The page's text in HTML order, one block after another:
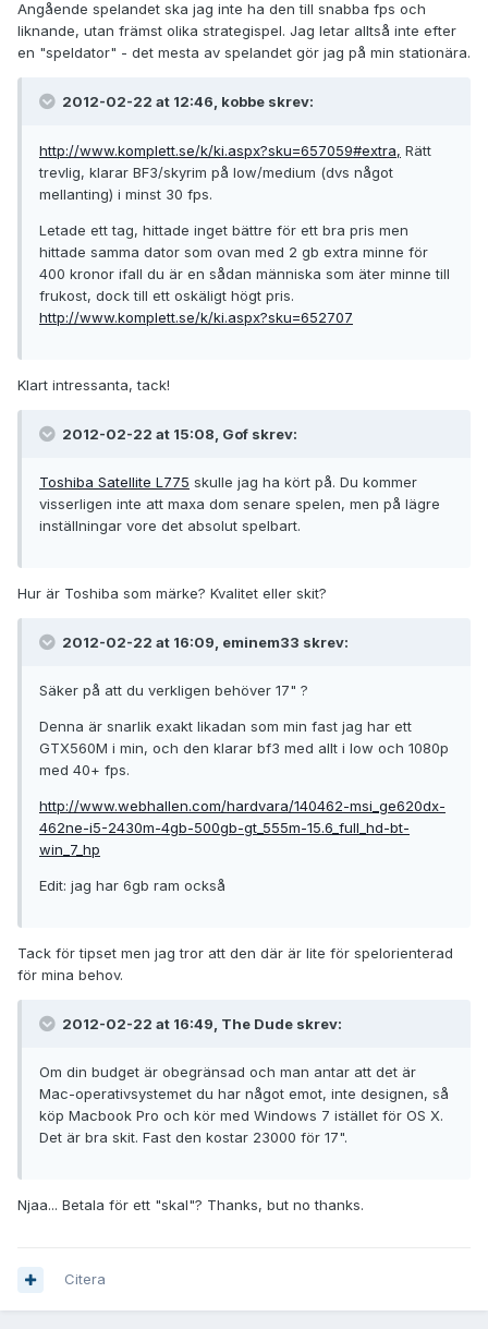
Angående spelandet ska jag inte ha den till snabba fps och
liknande, utan främst olika strategispel. Jag letar alltså inte efter
en "speldator" - det mesta av spelandet gör jag på min stationära.
2012-02-22 at 12:46, kobbe skrev:
http://www.komplett.se/k/ki.aspx?sku=657059#extra, Rätt
trevlig, klarar BF3/skyrim på low/medium (dvs något
mellanting) i minst 30 fps.
Letade ett tag, hittade inget bättre för ett bra pris men
hittade samma dator som ovan med 2 gb extra minne för
400 kronor ifall du är en sådan människa som äter minne till
frukost, dock till ett oskäligt högt pris.
http://www.komplett.se/k/ki.aspx?sku=652707
Klart intressanta, tack!
2012-02-22 at 15:08, Gof skrev:
Toshiba Satellite L775 skulle jag ha kört på. Du kommer
visserligen inte att maxa dom senare spelen, men på lägre
inställningar vore det absolut spelbart.
Hur är Toshiba som märke? Kvalitet eller skit?
2012-02-22 at 16:09, eminem33 skrev:
Säker på att du verkligen behöver 17" ?
Denna är snarlik exakt likadan som min fast jag har ett
GTX560M i min, och den klarar bf3 med allt i low och 1080p
med 40+ fps.
http://www.webhallen.com/hardvara/140462-msi_ge620dx-
462ne-i5-2430m-4gb-500gb-gt_555m-15.6_full_hd-bt-
win_7_hp
Edit: jag har 6gb ram också
Tack för tipset men jag tror att den där är lite för spelorienterad
för mina behov.
2012-02-22 at 16:49, The Dude skrev:
Om din budget är obegränsad och man antar att det är
Mac-operativsystemet du har något emot, inte designen, så
köp Macbook Pro och kör med Windows 7 istället för OS X.
Det är bra skit. Fast den kostar 23000 för 17".
Njaa... Betala för ett "skal"? Thanks, but no thanks.
Citera